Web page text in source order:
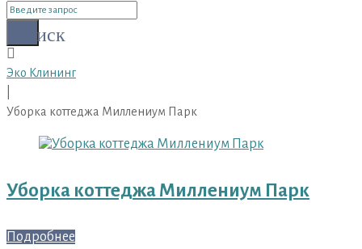
Поиск
для:Поиск
Эко Клининг
Уборка коттеджа Миллениум Парк
Метка:
коттеджа
Миллениум
Уборка коттеджа Миллениум Парк
Подробнее